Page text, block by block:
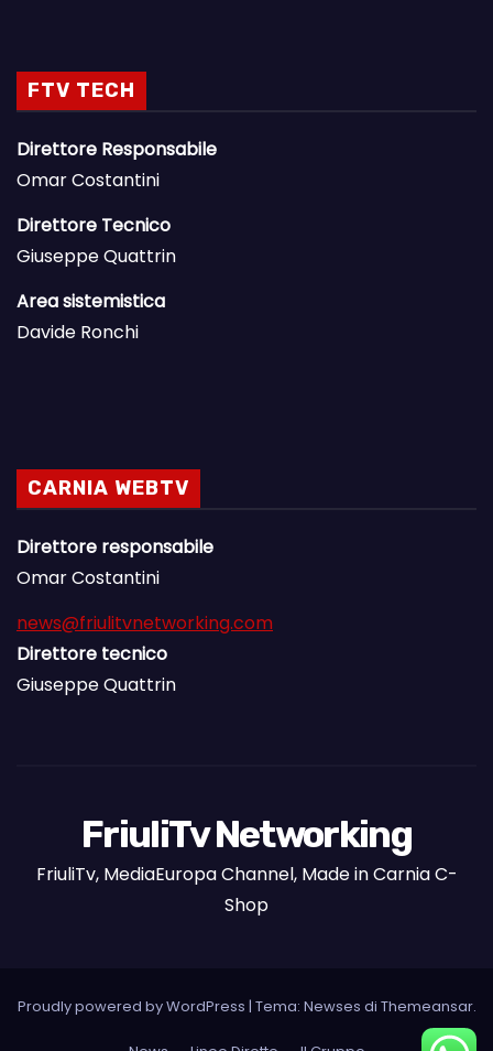
FTV TECH
Direttore Responsabile
Omar Costantini
Direttore Tecnico
Giuseppe Quattrin
Area sistemistica
Davide Ronchi
CARNIA WEBTV
Direttore responsabile
Omar Costantini
news@friulitvnetworking.com
Direttore tecnico
Giuseppe Quattrin
FriuliTv Networking
FriuliTv, MediaEuropa Channel, Made in Carnia C-
Shop
Proudly powered by WordPress | Tema: Newses di Themeansar.